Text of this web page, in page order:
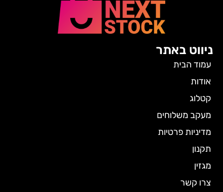
ניווט באתר
עמוד הבית
אודות
קטלוג
מעקב משלוחים
מדיניות פרטיות
תקנון
מגזין
צרו קשר